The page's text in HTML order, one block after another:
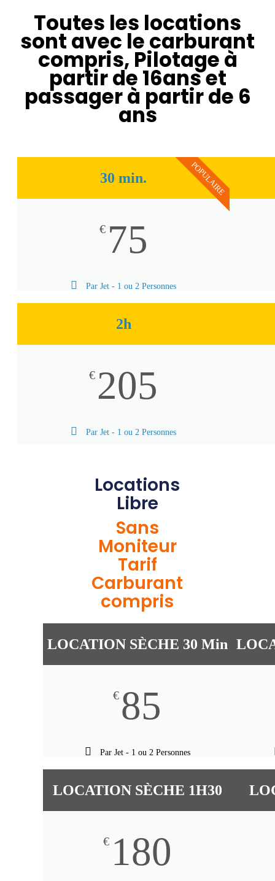
Toutes les locations
sont avec le carburant
compris, Pilotage à
partir de 16ans et
passager à partir de 6
ans
30 min.
€ 75
Par Jet - 1 ou 2 Personnes
POPULAIRE
2h
€ 205
Par Jet - 1 ou 2 Personnes
Locations
Libre
Sans
Moniteur
Tarif
Carburant
compris
LOCATION SÈCHE 30 Min
€ 85
Par Jet - 1 ou 2 Personnes
LOCATION SÈCHE 1H30
€ 180